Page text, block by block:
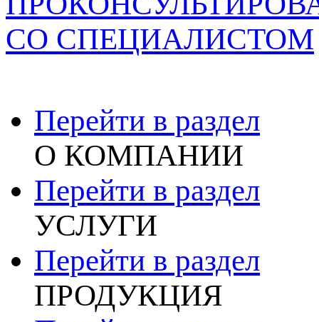
СО СПЕЦИАЛИСТОМ
Перейти в раздел
О КОМПАНИИ
Перейти в раздел
УСЛУГИ
Перейти в раздел
ПРОДУКЦИЯ